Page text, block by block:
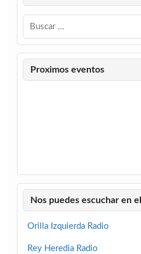
Proximos eventos
Nos puedes escuchar en
Orilla Izquierda Radio
Rey Heredia Radio